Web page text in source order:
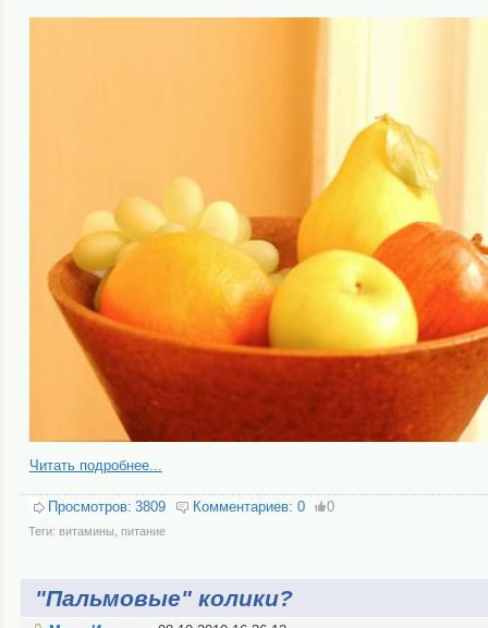
Читать подробнее...
Просмотров: 3809 Комментариев: 0 0
Теги: витамины, питание
"Пальмовые" колики?